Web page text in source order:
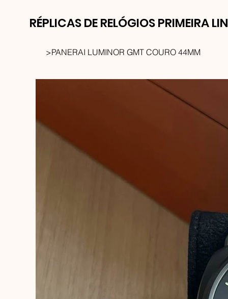
RÉPLICAS DE RELÓGIOS PRIMEIRA
>PANERAI LUMINOR GMT COURO 44MM